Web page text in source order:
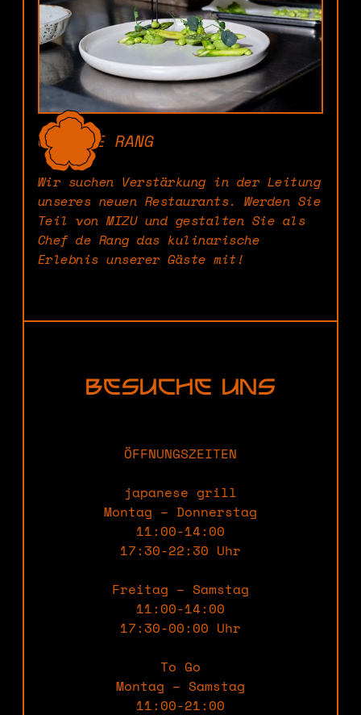
CHEF DE RANG
Wir suchen Verstärkung in der Leitung
unseres neuen Restaurants. Werden Sie
Teil von MIZU und gestalten Sie als
Chef de Rang das kulinarische
Erlebnis unserer Gäste mit!
BEsuche uns
ÖFFNUNGSZEITEN
japanese grill
Montag – Donnerstag
11:00-14:00
17:30-22:30 Uhr
Freitag – Samstag
11:00-14:00
17:30-00:00 Uhr
To Go
Montag – Samstag
11:00-21:00